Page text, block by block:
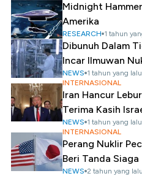
Midnight
Amerika
RESEARCH 1 tahun
Dibunuh Dalam
Incar Ilmuwan
NEWS 1 tahun yang lalu
INTERNASIONAL
Iran Hancur
Terima Kasih
NEWS 1 tahun yang lalu
INTERNASIONAL
Perang Nuklir
Beri Tanda Siaga
NEWS 2 tahun yang lalu